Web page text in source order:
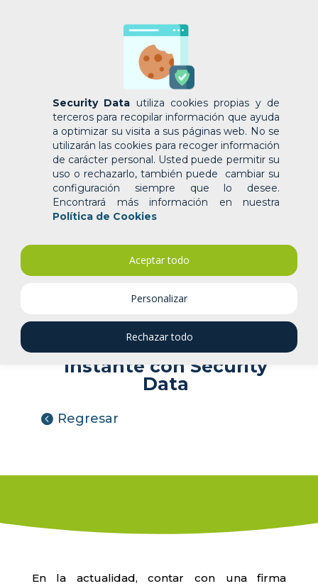
Security Data utiliza cookies propias y de
terceros para recopilar información que ayuda
a optimizar su visita a sus páginas web. No se
utilizarán las cookies para recoger información
de carácter personal. Usted puede permitir su
uso o rechazarlo, también puede cambiar su
configuración siempre que lo desee.
Encontrará más información en nuestra
Política de Cookies
Personalizar
Rechazar todo
Aceptar todo
Firma documentos al
instante con Security
Data
Regresar
En la actualidad, contar con una firma